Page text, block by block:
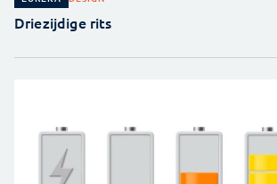
Driezijdige rits